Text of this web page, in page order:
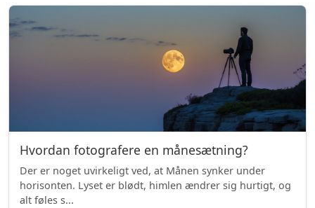
Hvordan fotografere en månesætning?
Der er noget uvirkeligt ved, at Månen synker under
horisonten. Lyset er blødt, himlen ændrer sig hurtigt, og
alt føles s...